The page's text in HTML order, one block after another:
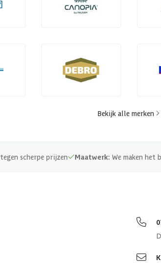
Bekijk alle merken
tegen scherpe prijzen Maatwerk: We maken het